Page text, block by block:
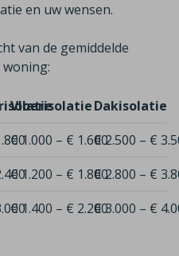
en uw wensen.
van de gemiddelde
VloerisolatieDakisolatie
€ 1.000 – € 1.600€ 2.500 – €
€ 1.200 – € 1.800€ 2.800 – €
€ 1.400 – € 2.200€ 3.000 – €